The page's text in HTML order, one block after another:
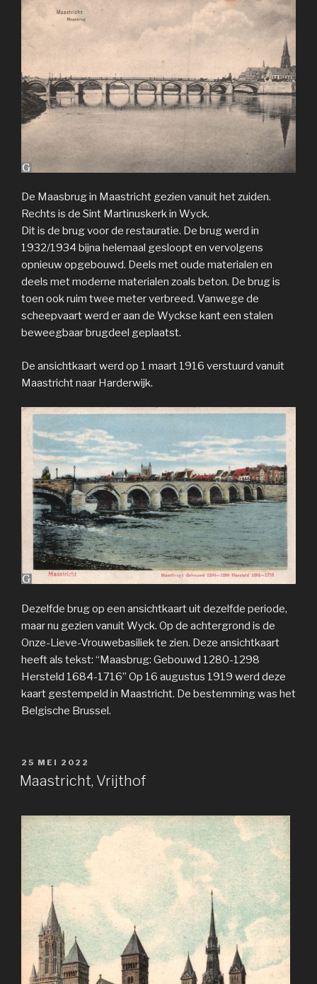
De Maasbrug in Maastricht gezien vanuit het zuiden.
Rechts is de Sint Martinuskerk in Wyck.
Dit is de brug voor de restauratie. De brug werd in
1932/1934 bijna helemaal gesloopt en vervolgens
opnieuw opgebouwd. Deels met oude materialen en
deels met moderne materialen zoals beton. De brug is
toen ook ruim twee meter verbreed. Vanwege de
scheepvaart werd er aan de Wyckse kant een stalen
beweegbaar brugdeel geplaatst.
De ansichtkaart werd op 1 maart 1916 verstuurd vanuit
Maastricht naar Harderwijk.
Dezelfde brug op een ansichtkaart uit dezelfde periode,
maar nu gezien vanuit Wyck. Op de achtergrond is de
Onze-Lieve-Vrouwebasiliek te zien. Deze ansichtkaart
heeft als tekst: “Maasbrug: Gebouwd 1280-1298
Hersteld 1684-1716” Op 16 augustus 1919 werd deze
kaart gestempeld in Maastricht. De bestemming was het
Belgische Brussel.
GEPLAATST
OP
25 MEI 2022
Maastricht, Vrijthof